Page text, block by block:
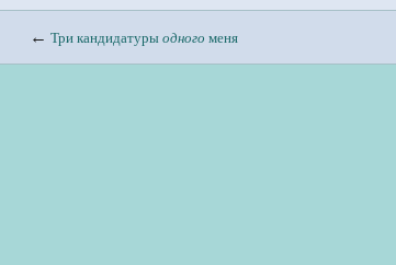
← Три кандидатурыодного меня